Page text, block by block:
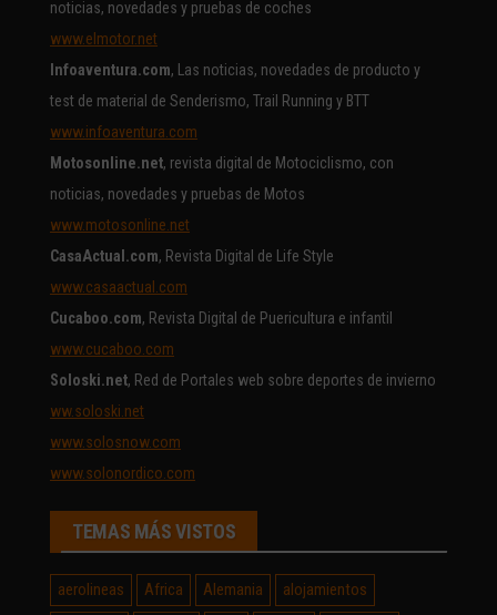
noticias, novedades y pruebas de coches
www.elmotor.net
Infoaventura.com, Las noticias, novedades de producto y
test de material de Senderismo, Trail Running y BTT
www.infoaventura.com
Motosonline.net, revista digital de Motociclismo, con
noticias, novedades y pruebas de Motos
www.motosonline.net
CasaActual.com, Revista Digital de Life Style
www.casaactual.com
Cucaboo.com, Revista Digital de Puericultura e infantil
www.cucaboo.com
Soloski.net, Red de Portales web sobre deportes de invierno
ww.soloski.net
www.solosnow.com
www.solonordico.com
TEMAS MÁS VISTOS
aerolineas Africa Alemania
alojamientos